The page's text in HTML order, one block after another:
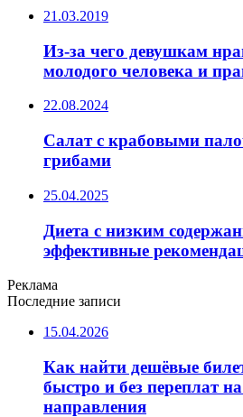
21.03.2019
Из-за чего девушкам
молодого человека и
22.08.2024
Салат с крабовыми
грибами
25.04.2025
Диета с низким
эффективные
Реклама
Последние записи
15.04.2026
Как найти дешёвые
быстро и без переплат
направления